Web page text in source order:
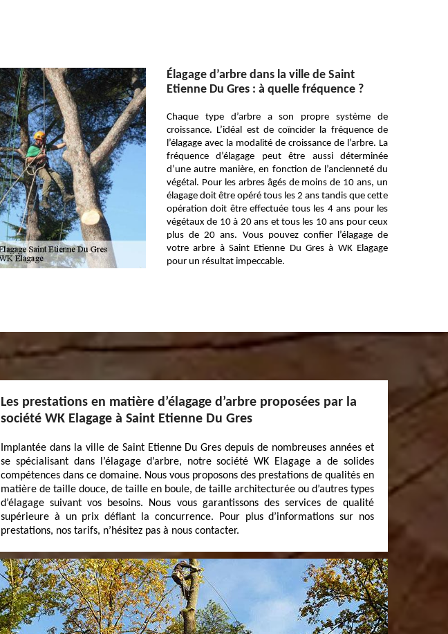
Élagage d’arbre dans la ville de Saint
Etienne Du Gres : à quelle fréquence ?
Chaque type d’arbre a son propre système de
croissance. L’idéal est de coïncider la fréquence de
l’élagage avec la modalité de croissance de l’arbre. La
fréquence d’élagage peut être aussi déterminée
d’une autre manière, en fonction de l’ancienneté du
végétal. Pour les arbres âgés de moins de 10 ans, un
élagage doit être opéré tous les 2 ans tandis que cette
opération doit être effectuée tous les 4 ans pour les
végétaux de 10 à 20 ans et tous les 10 ans pour ceux
plus de 20 ans. Vous pouvez confier l’élagage de
votre arbre à Saint Etienne Du Gres à WK Elagage
pour un résultat impeccable.
Les prestations en matière d’élagage d’arbre proposées par la
société WK Elagage à Saint Etienne Du Gres
Implantée dans la ville de Saint Etienne Du Gres depuis de nombreuses années et
se spécialisant dans l’élagage d’arbre, notre société WK Elagage a de solides
compétences dans ce domaine. Nous vous proposons des prestations de qualités en
matière de taille douce, de taille en boule, de taille architecturée ou d’autres types
d’élagage suivant vos besoins. Nous vous garantissons des services de qualité
supérieure à un prix défiant la concurrence. Pour plus d’informations sur nos
prestations, nos tarifs, n’hésitez pas à nous contacter.